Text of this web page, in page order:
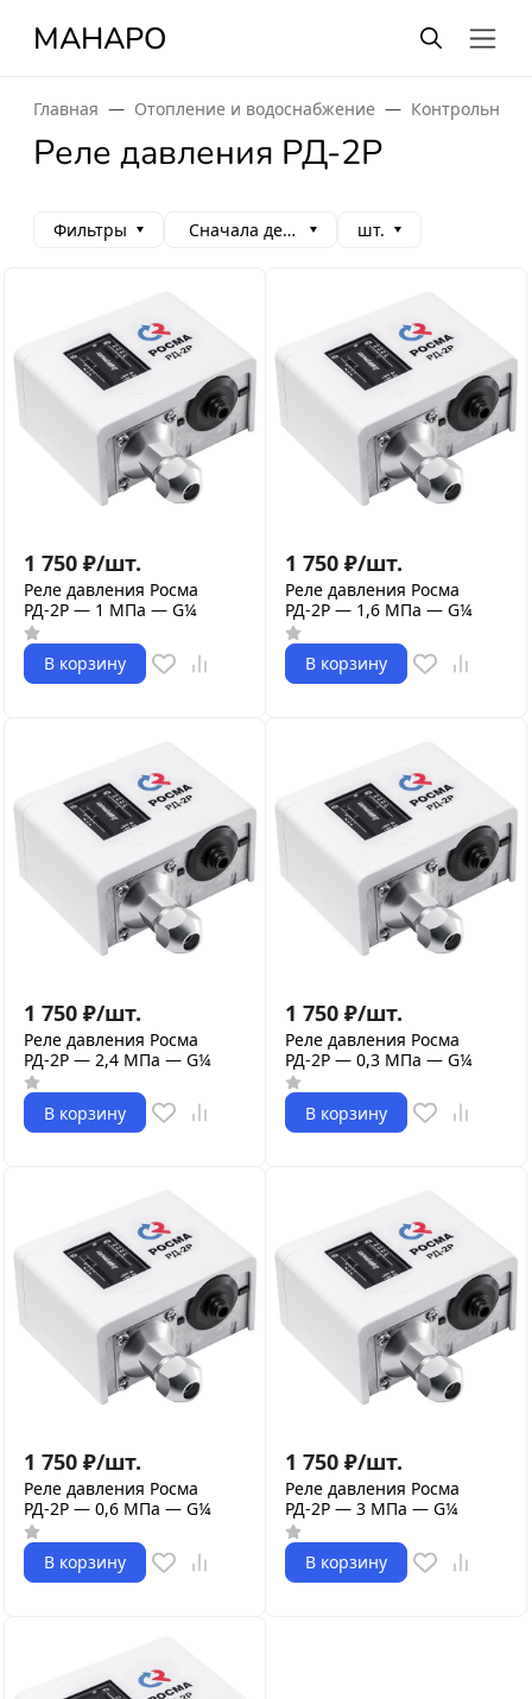
МАНАРО
Главная Отопление и водоснабжение Контрольно-
Реле давления РД-2Р
Фильтры Сначала дешевые шт.
1 750 ₽/шт.
Реле давления Росма
РД-2Р — 1 МПа — G¼
В корзину
1 750 ₽/шт.
Реле давления Росма
РД-2Р — 1,6 МПа — G¼
В корзину
1 750 ₽/шт.
Реле давления Росма
РД-2Р — 2,4 МПа — G¼
В корзину
1 750 ₽/шт.
Реле давления Росма
РД-2Р — 0,3 МПа — G¼
В корзину
1 750 ₽/шт.
Реле давления Росма
РД-2Р — 0,6 МПа — G¼
В корзину
1 750 ₽/шт.
Реле давления Росма
РД-2Р — 3 МПа — G¼
В корзину